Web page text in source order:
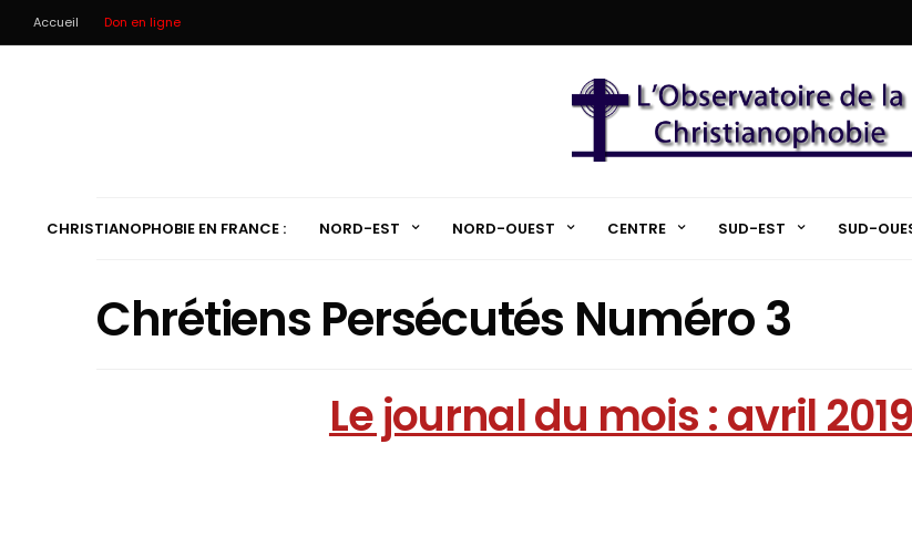
Accueil Don en ligne
CHRISTIANOPHOBIE EN FRANCE : NORD-EST NORD-OUEST CENTRE SUD-EST SUD-
Chrétiens Persécutés Numéro 3
Le journal du mois : avril